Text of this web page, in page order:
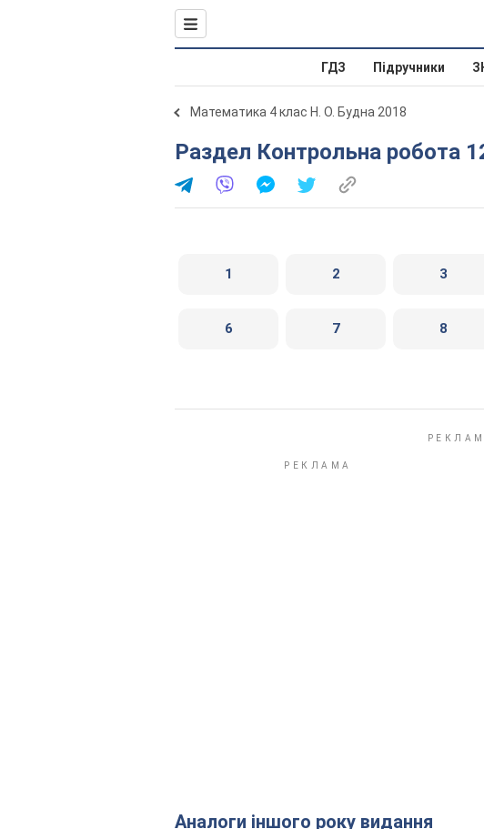
ГДЗ Підручники
Математика 4 клас Н. О. Будна 2018
Раздел Контрольна робота
1 2 3
6 7 8
Аналоги іншого року видання